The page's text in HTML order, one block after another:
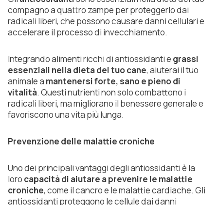
compagno a quattro zampe per proteggerlo dai
radicali liberi, che possono causare danni cellulari e
accelerare il processo di invecchiamento.
Integrando alimenti ricchi di antiossidanti e grassi
essenziali nella dieta del tuo cane, aiuterai il tuo
animale a mantenersi forte, sano e pieno di
vitalità. Questi nutrienti non solo combattono i
radicali liberi, ma migliorano il benessere generale e
favoriscono una vita più lunga.
Prevenzione delle malattie croniche
Uno dei principali vantaggi degli antiossidanti è la
loro capacità di aiutare a prevenire le malattie
croniche, come il cancro e le malattie cardiache. Gli
antiossidanti proteggono le cellule dai danni